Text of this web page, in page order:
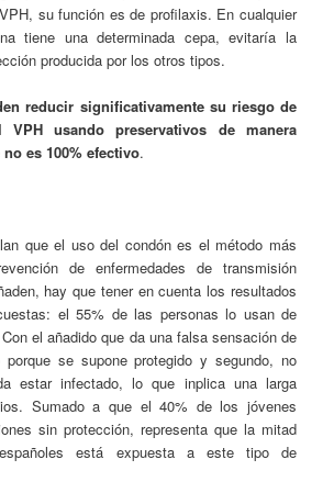
su función es de profilaxis. En cualquier
tiene una determinada cepa, evitaría la
producida por los otros tipos.
reducir significativamente su riesgo de
usando preservativos de manera
es 100% efectivo.
que el uso del condón es el método más
de enfermedades de transmisión
hay que tener en cuenta los resultados
el 55% de las personas lo usan de
el añadido que da una falsa sensación de
porque se supone protegido y segundo, no
estar infectado, lo que inplica una larga
Sumado a que el 40% de los jóvenes
sin protección, representa que la mitad
está expuesta a este tipo de